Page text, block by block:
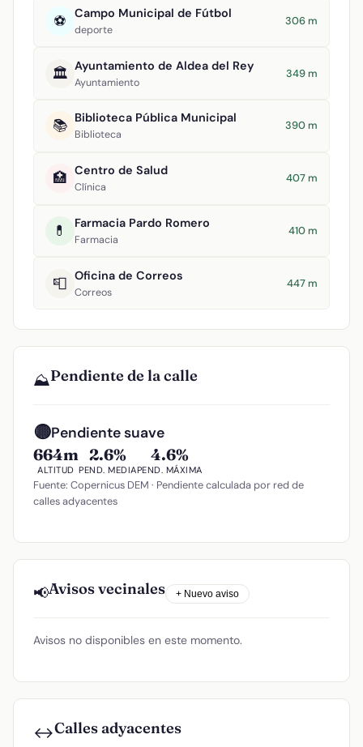
⚽ Campo Municipal de Fútbol
deporte
306 m
🏛️ Ayuntamiento de Aldea del Rey
Ayuntamiento
349 m
📚 Biblioteca Pública Municipal
Biblioteca
390 m
🏥 Centro de Salud
Clínica
407 m
💊 Farmacia Pardo Romero
Farmacia
410 m
📮 Oficina de Correos
Correos
447 m
⛰️Pendiente de la calle
🟡Pendiente suave
664m
ALTITUD
2.6%
PEND. MEDIA
4.6%
PEND. MÁXIMA
Fuente: Copernicus DEM · Pendiente calculada por red de
calles adyacentes
📢Avisos vecinales + Nuevo aviso
Avisos no disponibles en este momento.
↔️Calles adyacentes